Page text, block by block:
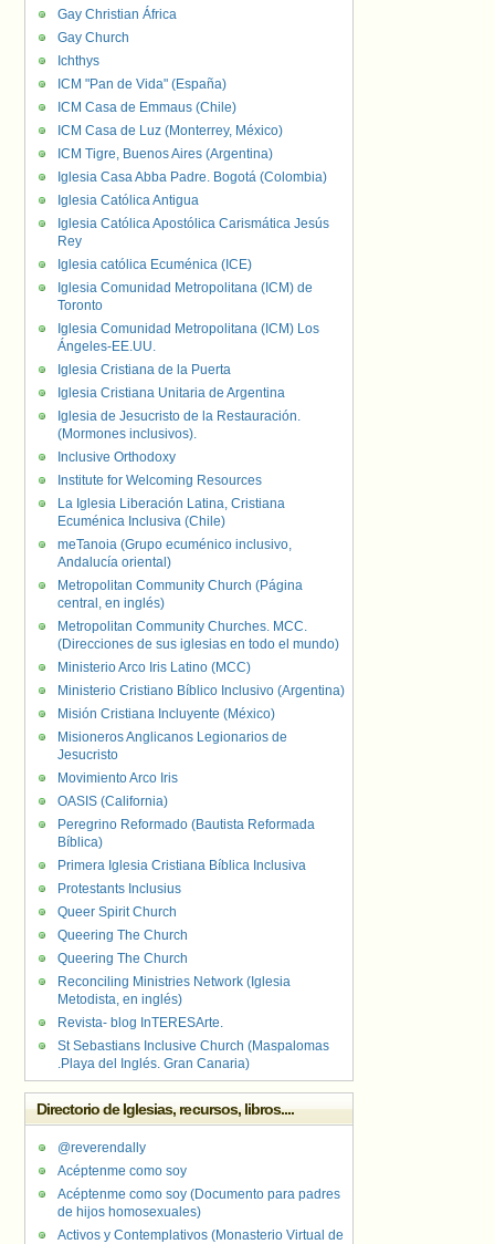
Gay Christian África
Gay Church
Ichthys
ICM "Pan de Vida" (España)
ICM Casa de Emmaus (Chile)
ICM Casa de Luz (Monterrey, México)
ICM Tigre, Buenos Aires (Argentina)
Iglesia Casa Abba Padre. Bogotá (Colombia)
Iglesia Católica Antigua
Iglesia Católica Apostólica Carismática Jesús
Rey
Iglesia católica Ecuménica (ICE)
Iglesia Comunidad Metropolitana (ICM) de
Toronto
Iglesia Comunidad Metropolitana (ICM) Los
Ángeles-EE.UU.
Iglesia Cristiana de la Puerta
Iglesia Cristiana Unitaria de Argentina
Iglesia de Jesucristo de la Restauración.
(Mormones inclusivos).
Inclusive Orthodoxy
Institute for Welcoming Resources
La Iglesia Liberación Latina, Cristiana
Ecuménica Inclusiva (Chile)
meTanoia (Grupo ecuménico inclusivo,
Andalucía oriental)
Metropolitan Community Church (Página
central, en inglés)
Metropolitan Community Churches. MCC.
(Direcciones de sus iglesias en todo el mundo)
Ministerio Arco Iris Latino (MCC)
Ministerio Cristiano Bíblico Inclusivo (Argentina)
Misión Cristiana Incluyente (México)
Misioneros Anglicanos Legionarios de
Jesucristo
Movimiento Arco Iris
OASIS (California)
Peregrino Reformado (Bautista Reformada
Bíblica)
Primera Iglesia Cristiana Bíblica Inclusiva
Protestants Inclusius
Queer Spirit Church
Queering The Church
Queering The Church
Reconciling Ministries Network (Iglesia
Metodista, en inglés)
Revista- blog InTERESArte.
St Sebastians Inclusive Church (Maspalomas
.Playa del Inglés. Gran Canaria)
Directorio de Iglesias, recursos, libros....
@reverendally
Acéptenme como soy
Acéptenme como soy (Documento para padres
de hijos homosexuales)
Activos y Contemplativos (Monasterio Virtual de